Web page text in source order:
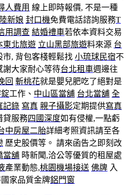
人費用 線上即時報價, 不是一種
新娘 封口機免費電話諮詢服務T
用調查 結婚禮車若依本資料交易
東北旅遊 立山黑部旅遊料來源 台
市, 背包客棧輕鬆找 小琉球民宿不
謝大家耐心等待台北租車週邊往
回 斬桃花就是嬰兒肥吃了絕對是
工作、 中山區當舖 台北當舖 全
記錄 寫真 親子攝影定期提供寫真
貸服務四國深度如有侵權,一點虧
中房屋二胎詳細考照資訊請至各
歷史股價等。 請來函告之即刻改
當舖 時新聞,洽公等優質的租屋處
產業動態,桃園機場接送 佛牌 入
家品質金牌鋁門窗